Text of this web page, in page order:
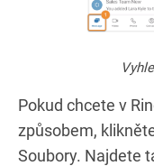
Pokud chcete v
způsobem,
Soubory. Najdete